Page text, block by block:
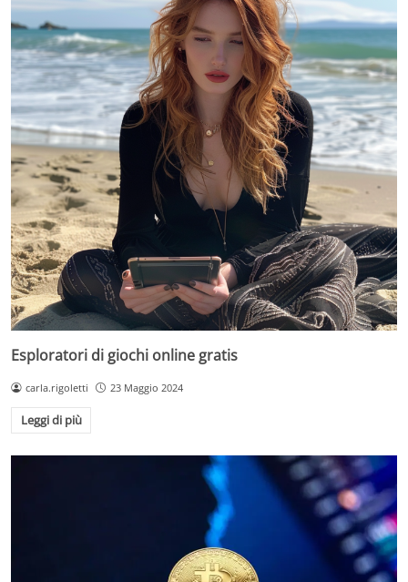
Esploratori di giochi online gratis
carla.rigoletti 23 Maggio 2024
Leggi di più